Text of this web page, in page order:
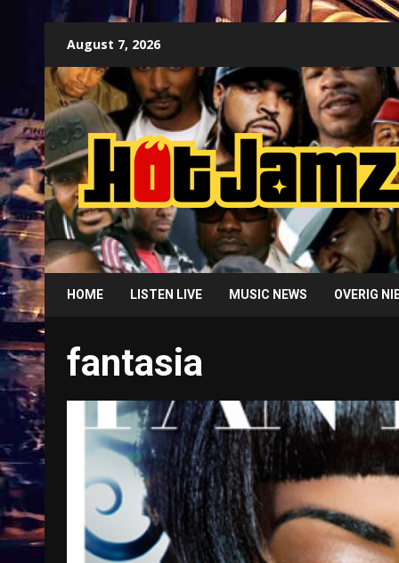
content
August 7, 2026
HOME LISTEN LIVE MUSIC NEWS OVERIG
fantasia
Treinkaartjes worden duurder,
abonnementen verdwijnen
9 months ago